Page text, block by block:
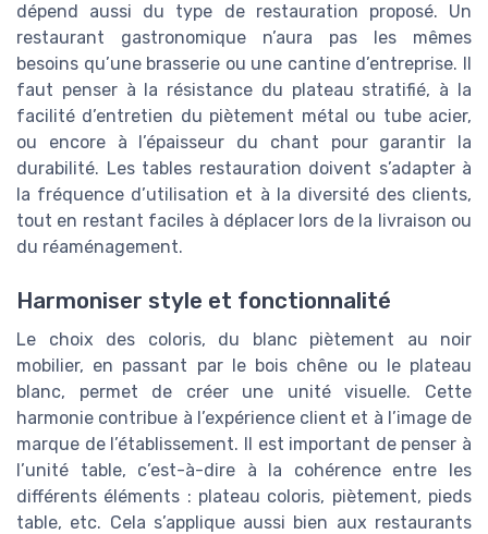
dépend aussi du type de restauration proposé. Un
restaurant gastronomique n’aura pas les mêmes
besoins qu’une brasserie ou une cantine d’entreprise. Il
faut penser à la résistance du plateau stratifié, à la
facilité d’entretien du piètement métal ou tube acier,
ou encore à l’épaisseur du chant pour garantir la
durabilité. Les tables restauration doivent s’adapter à
la fréquence d’utilisation et à la diversité des clients,
tout en restant faciles à déplacer lors de la livraison ou
du réaménagement.
Harmoniser style et fonctionnalité
Le choix des coloris, du blanc piètement au noir
mobilier, en passant par le bois chêne ou le plateau
blanc, permet de créer une unité visuelle. Cette
harmonie contribue à l’expérience client et à l’image de
marque de l’établissement. Il est important de penser à
l’unité table, c’est-à-dire à la cohérence entre les
différents éléments : plateau coloris, piètement, pieds
table, etc. Cela s’applique aussi bien aux restaurants